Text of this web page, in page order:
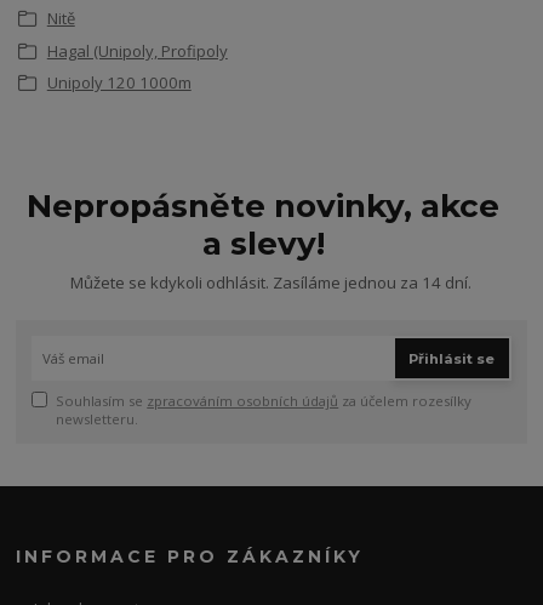
Nitě
Hagal (Unipoly, Profipoly
Unipoly 120 1000m
Nepropásněte novinky, akce
a slevy!
Můžete se kdykoli odhlásit. Zasíláme jednou za 14 dní.
Přihlásit se
Souhlasím se zpracováním osobních údajů za účelem rozesílky
newsletteru.
INFORMACE PRO ZÁKAZNÍKY